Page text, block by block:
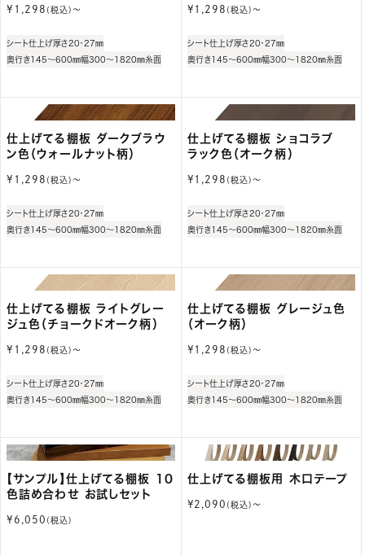
通
格
¥1,298 (税込)〜
シート仕上げ 厚さ20・27㎜
奥行き145～600㎜幅300～1820㎜糸面
通
格
¥1,298 (税込)〜
シート仕上げ厚さ20・27㎜
奥行き145～600㎜幅300～1820㎜糸面
仕上げてる棚板 ダークブラウ
ン色（ウォールナット柄）
通
格
¥1,298 (税込)〜
シート仕上げ 厚さ20・27㎜
奥行き145～600㎜幅300～1820㎜糸面
仕上げてる棚板 ショコラブ
ラック色（オーク柄）
通
格
¥1,298 (税込)〜
シート仕上げ厚さ20・27㎜
奥行き145～600㎜幅300～1820㎜糸面
仕上げてる棚板 ライトグレー
ジュ色（チョークドオーク柄）
通
格
¥1,298 (税込)〜
シート仕上げ 厚さ20・27㎜
奥行き145～600㎜幅300～1820㎜糸面
仕上げてる棚板 グレージュ色
（オーク柄）
通
格
¥1,298 (税込)〜
シート仕上げ厚さ20・27㎜
奥行き145～600㎜幅300～1820㎜糸面
【サンプル】仕上げてる棚板 10
色詰め合わせ お試しセット
通
¥6,050 (税込)
仕上げてる棚板用 木口テープ
通
¥2,090 (税込)〜